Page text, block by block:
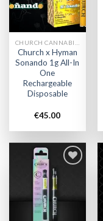
Church x Hyman
Sonando 1g All-In
One
Rechargeable
Disposable
€45.00
wishlist